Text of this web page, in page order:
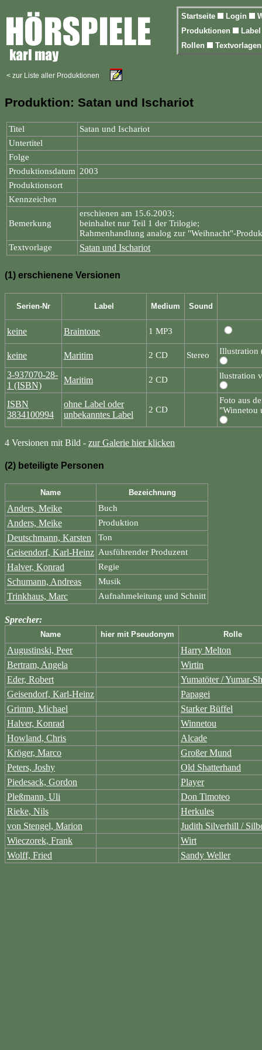
Startseite Login
Produktionen
Rollen
< zur Liste aller Produktionen
Produktion: Satan und Ischariot
Titel
Satan und Ischariot
Untertitel
Folge
Produktionsdatum 2003
Produktionsort
Kennzeichen
Bemerkung
erschienen am 15.6.2003;
beinhaltet nur Teil 1 der Trilogie;
Rahmenhandlung analog zur "Weihnacht"-
Textvorlage
Satan und Ischariot
(1) erschienene Versionen
Serien-Nr Label Medium Sound
keine Braintone 1 MP3
keine Maritim 2 CD Stereo Illustration
3-937070-28-
1 (ISBN)
Maritim 2 CD llustration
ISBN
3834100994
ohne Label oder
unbekanntes Label
2 CD
Foto aus
"Winnetou
4 Versionen mit Bild - zur Galerie hier klicken
(2) beteiligte Personen
Name Bezeichnung
Anders, Meike Buch
Anders, Meike Produktion
Deutschmann, Karsten Ton
Geisendorf, Karl-Heinz Ausführender Produzent
Halver, Konrad Regie
Schumann, Andreas Musik
Trinkhaus, Marc Aufnahmeleitung und Schnitt
Sprecher:
Name hier mit Pseudonym Rolle
Augustinski, Peer
Harry Melton
Bertram, Angela
Wirtin
Eder, Robert
Yumatöter / Yumar-
Geisendorf, Karl-Heinz
Papagei
Grimm, Michael
Starker Büffel
Halver, Konrad
Winnetou
Howland, Chris
Alcade
Kröger, Marco
Großer Mund
Peters, Joshy
Old Shatterhand
Piedesack, Gordon
Player
Pleßmann, Uli
Don Timoteo
Rieke, Nils
Herkules
von Stengel, Marion
Judith Silverhill /
Wieczorek, Frank
Wirt
Wolff, Fried
Sandy Weller